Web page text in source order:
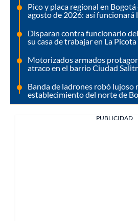
Pico y placa regional en
agosto de 2026: así funcionará
Disparan contra funcionario
su casa de trabajar en La
Motorizados armados
atraco en el barrio Ciudad
Banda de ladrones robó lujoso
establecimiento del norte de
PUBLICIDAD